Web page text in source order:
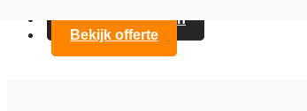
Contact opnemen
Bekijk offerte